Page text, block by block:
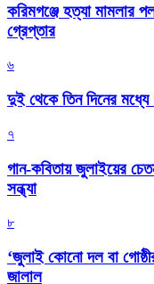
করিমগঞ্জে হত্যা মামলার
গ্রেপ্তার
৬
দুই থেকে তিন দিনের মধ্যে
৭
গান-কবিতায় জুলাইয়ের
সন্ধ্যা
৮
‘জুলাই কোনো দল বা
জালাল